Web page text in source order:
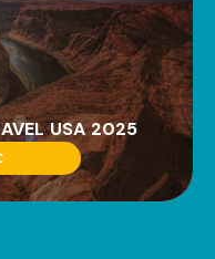
USA 2025